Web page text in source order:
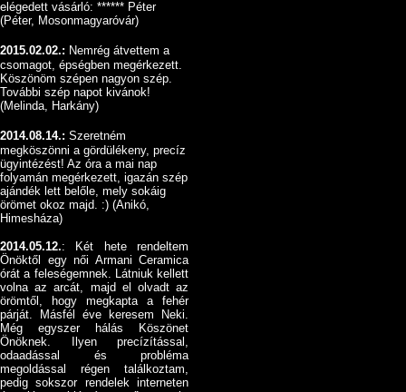
elégedett vásárló: ****** Péter
(Péter, Mosonmagyaróvár)
2015.02.02.: Nemrég átvettem a
csomagot, épségben megérkezett.
Köszönöm szépen nagyon szép.
További szép napot kivánok!
(Melinda, Harkány)
2014.08.14.: Szeretném
megköszönni a gördülékeny, precíz
ügyintézést! Az óra a mai nap
folyamán megérkezett, igazán szép
ajándék lett belőle, mely sokáig
örömet okoz majd. :) (Anikó,
Himesháza)
2014.05.12.: Két hete rendeltem
Önöktől egy női Armani Ceramica
órát a feleségemnek. Látniuk kellett
volna az arcát, majd el olvadt az
örömtől, hogy megkapta a fehér
párját. Másfél éve keresem Neki.
Még egyszer hálás Köszönet
Önöknek. Ilyen precízítással,
odaadással és probléma
megoldással régen találkoztam,
pedig sokszor rendelek interneten